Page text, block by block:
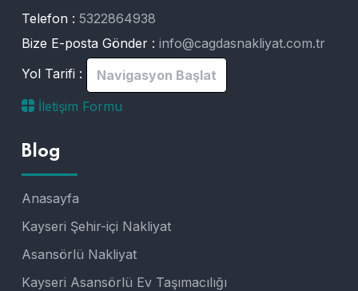
Telefon : 5322864938
Bize E-posta Gönder : info@cagdasnakliyat.com.tr
Yol Tarifi :
Navigasyon Başlat
İletişim Formu
Blog
Anasayfa
Kayseri Şehir-içi Nakliyat
Asansörlü Nakliyat
Kayseri Asansörlü Ev Taşımacılığı